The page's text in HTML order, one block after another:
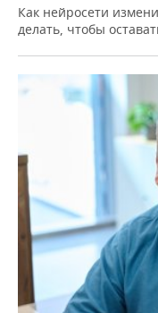
Как нейросети
делать, чтобы